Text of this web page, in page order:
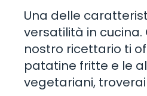
Una delle
versatilità in
nostro ricettario ti
patatine fritte e le
vegetariani,